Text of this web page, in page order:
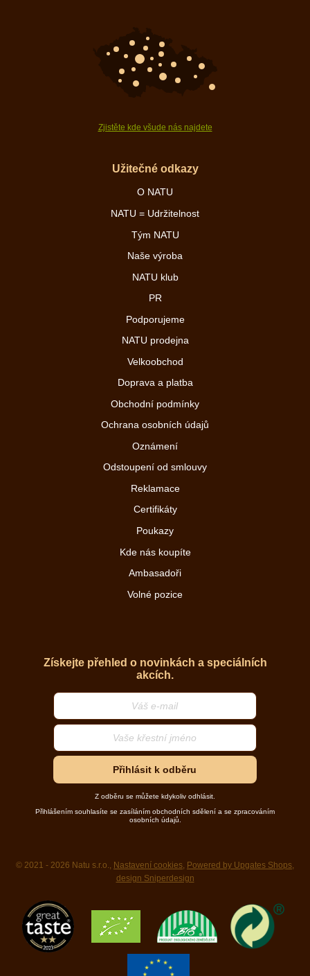
Zjistěte kde všude nás najdete
Užitečné odkazy
O NATU
NATU = Udržitelnost
Tým NATU
Naše výroba
NATU klub
PR
Podporujeme
NATU prodejna
Velkoobchod
Doprava a platba
Obchodní podmínky
Ochrana osobních údajů
Oznámení
Odstoupení od smlouvy
Reklamace
Certifikáty
Poukazy
Kde nás koupíte
Ambasadoři
Volné pozice
Získejte přehled o novinkách a speciálních
akcích.
Přihlásit k odběru
Z odběru se můžete kdykoliv odhlásit.
Přihlášením souhlasíte se zasíláním obchodních sdělení a se zpracováním
osobních údajů.
© 2021 - 2026 Natu s.r.o., Nastavení cookies, Powered by Upgates Shops,
design Sniperdesign